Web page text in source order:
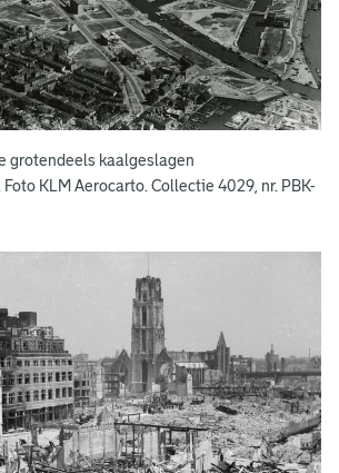
grotendeels kaalgeslagen
KLM Aerocarto. Collectie 4029, nr. PBK-